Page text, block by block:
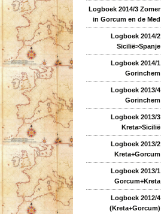
Logboek 2014/3 Zomer
in Gorcum en de Med
Logboek 2014/2
Sicilië>Spanje
Logboek 2014/1
Gorinchem
Logboek 2013/4
Gorinchem
Logboek 2013/3
Kreta>Sicilië
Logboek 2013/2
Kreta+Gorcum
Logboek 2013/1
Gorcum+Kreta
Logboek 2012/4
(Kreta+Gorcum)